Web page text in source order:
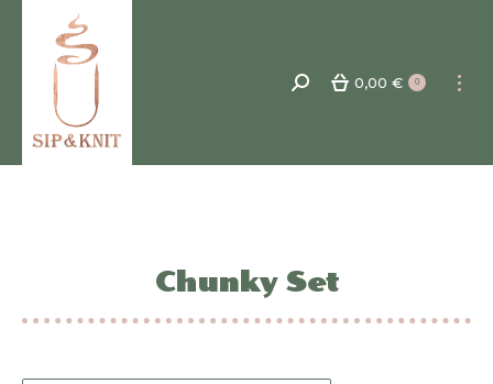
Recherche
0,00 € 0
Chunky Set